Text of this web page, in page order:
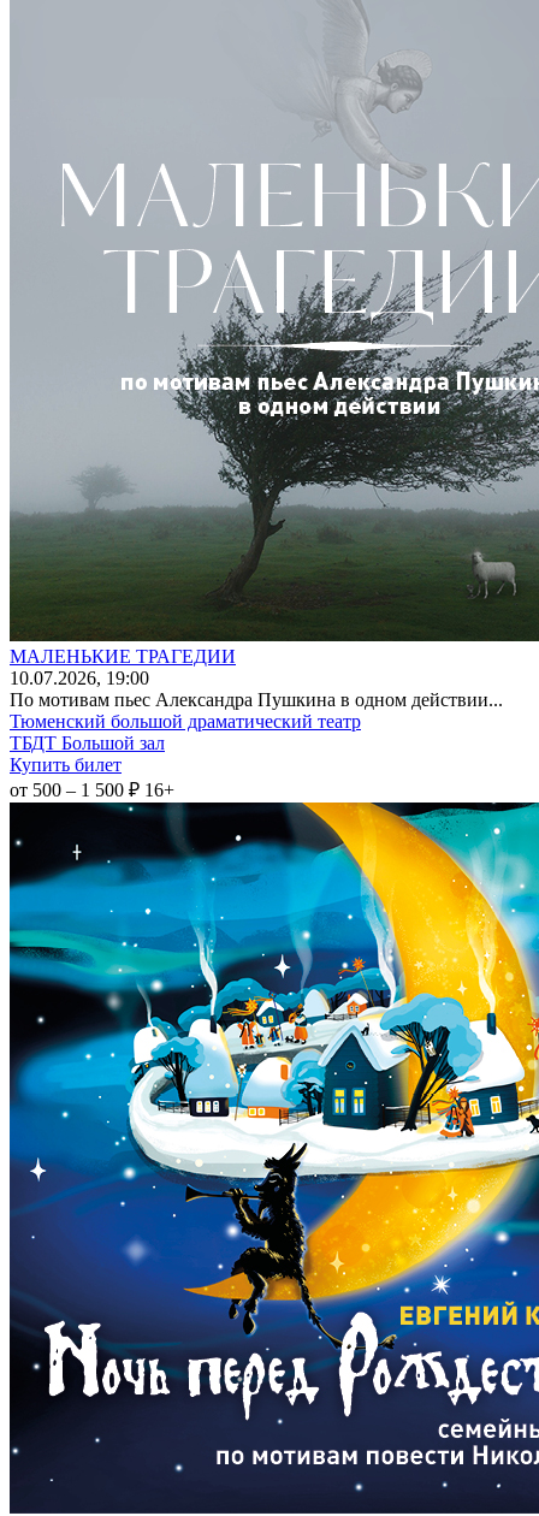
МАЛЕНЬКИЕ ТРАГЕДИИ
10.07.2026, 19:00
По мотивам пьес Александра Пушкина в одном действии...
Тюменский большой драматический театр
ТБДТ Большой зал
Купить билет
от 500 – 1 500 ₽ 16+